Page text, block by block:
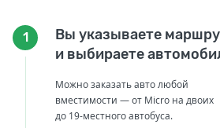
1
Вы указываете
и выбираете
Можно заказать авто любой
вместимости — от Micro на двоих
до 19-местного автобуса.